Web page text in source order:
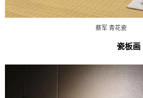
蔡军 青花瓷
瓷板画